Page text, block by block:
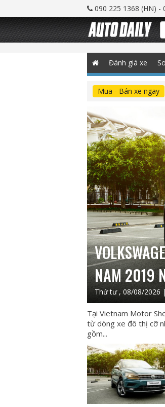
090 225 1368 (HN) -
Đánh giá xe
Mua - Bán xe ngay
NAM 2019
Thứ tư , 08/08/2026
Tại Vietnam Motor
từ dòng xe đô thị cỡ
gồm...